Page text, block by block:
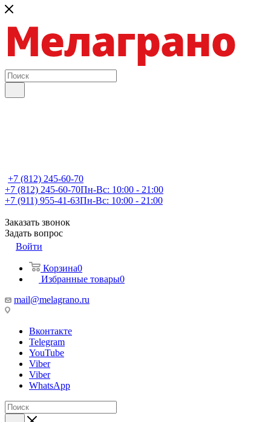
+7 (812) 245-60-70
+7 (812) 245-60-70Пн-Вс: 10:00 - 21:00
+7 (911) 955-41-63Пн-Вс: 10:00 - 21:00
Заказать звонок
Задать вопрос
Войти
Корзина0
Избранные товары0
mail@melagrano.ru
Вконтакте
Telegram
YouTube
Viber
Viber
WhatsApp